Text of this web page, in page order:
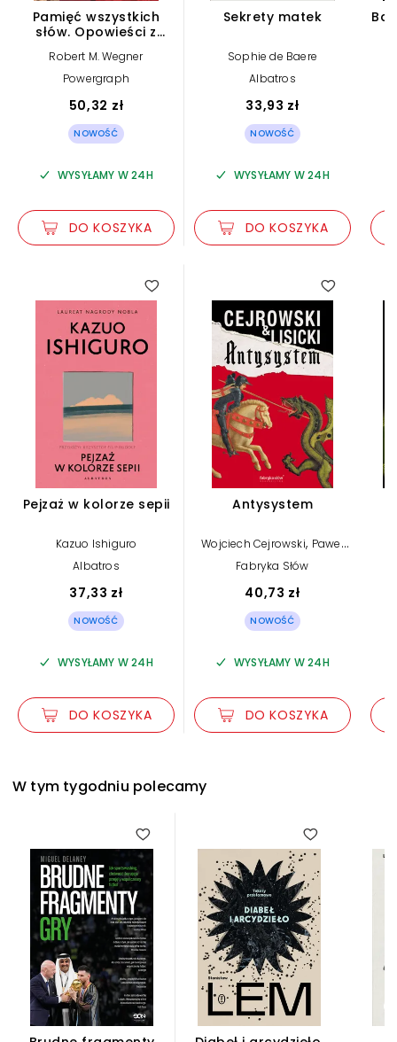
Pamięć wszystkich
słów. Opowieści z
pogranicza. Tom 4
Robert M. Wegner
Powergraph
50,32 zł
NOWOŚĆ
WYSYŁAMY W 24H
DO KOSZYKA
Pejzaż w kolorze sepii
Kazuo Ishiguro
Albatros
37,33 zł
NOWOŚĆ
WYSYŁAMY W 24H
DO KOSZYKA
Sekrety matek
Sophie de Baere
Albatros
33,93 zł
NOWOŚĆ
WYSYŁAMY W 24H
DO KOSZYKA
Antysystem
Wojciech Cejrowski, Paweł
Lisicki
Fabryka Słów
40,73 zł
NOWOŚĆ
WYSYŁAMY W 24H
DO KOSZYKA
W tym tygodniu polecamy